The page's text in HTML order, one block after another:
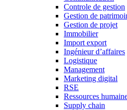
Controle de gestion
Gestion de
Gestion de projet
Immobilier
Import export
Ingénieur d’affaires
Logistique
Management
Marketing digital
RSE
Ressources
Supply chain